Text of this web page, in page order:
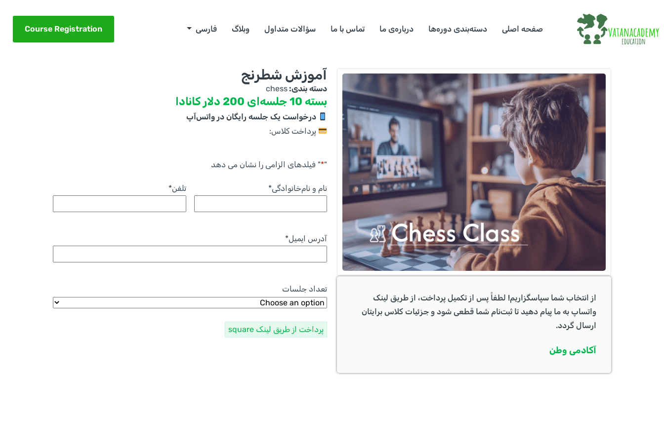
صفحه اصلی دسته‌بندی دوره‌ها درباره‌ی ما تماس با ما سؤالات متداول وبلاگ فارسی Course Registration
از انتخاب شما سپاسگزاریم! لطفاً پس از تکمیل پرداخت، از طریق لینک
واتساپ به ما پیام دهید تا ثبت‌نام شما قطعی شود و جزئیات کلاس برایتان
ارسال گردد.
آکادمی وطن
آموزش شطرنج
دسته بندی: chess
بسته 10 جلسه‌ای 200 دلار کانادا
درخواست یک جلسه رایگان در واتس‌آپ
پرداخت کلاس:
"
*" فیلدهای الزامی را نشان می دهد
نام و نام‌خانوادگی* تلفن*
آدرس ایمیل*
تعداد جلسات